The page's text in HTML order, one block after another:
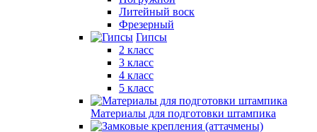
Литейный воск
Фрезерный
Гипсы
2 класс
3 класс
4 класс
5 класс
Материалы для подготовки штампика